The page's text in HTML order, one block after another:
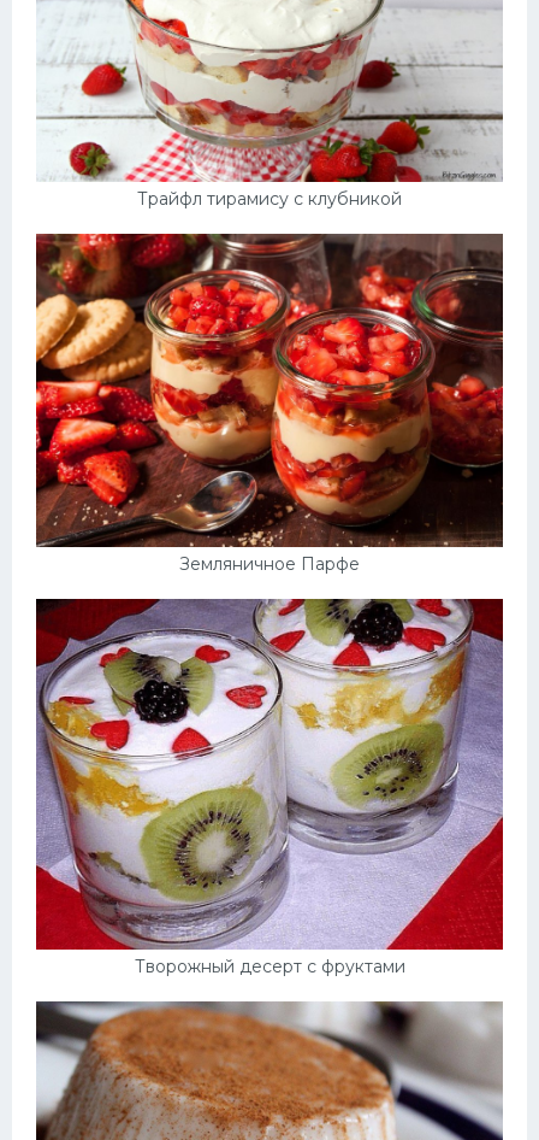
Трайфл тирамису с клубникой
Земляничное Парфе
Творожный десерт с фруктами